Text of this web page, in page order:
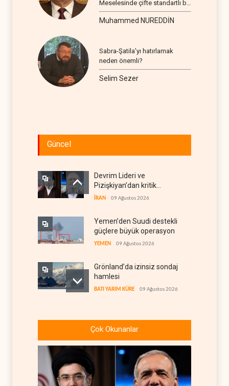
Meselesinde çifte standartlı bir
seyir
Muhammed NUREDDİN
Sabra-Şatila’yı hatırlamak
neden önemli?
Selim Sezer
Güncel
Devrim Lideri ve
Pizişkiyan’dan kritik
görüşme
İRAN 09 Ağustos 2026
Yemen’den Suudi destekli
güçlere büyük operasyon
YEMEN 09 Ağustos 2026
Grönland’da izinsiz sondaj
hamlesi
BATI YARIM KÜRE 09 Ağustos 2026
rağmen direnişini
sürdürecek’
Yemen, Aramco’yu vurdu
09 Ağustos 2026
Çok Okunanlar